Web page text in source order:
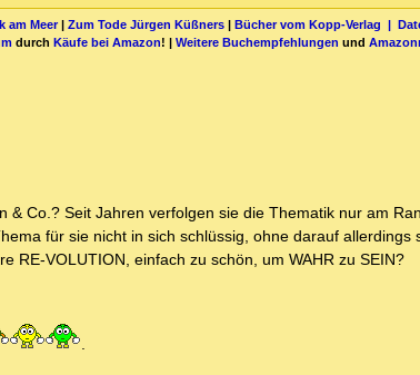
am Meer| Zum Tode Jürgen Küßners| Bücher vom Kopp-Verlag |
durch Käufe bei Amazon! | Weitere Buchempfehlungen und
Co.? Seit Jahren verfolgen sie die Thematik nur am
für sie nicht in sich schlüssig, ohne darauf allerdings
RE-VOLUTION, einfach zu schön, um WAHR zu SEIN?
.